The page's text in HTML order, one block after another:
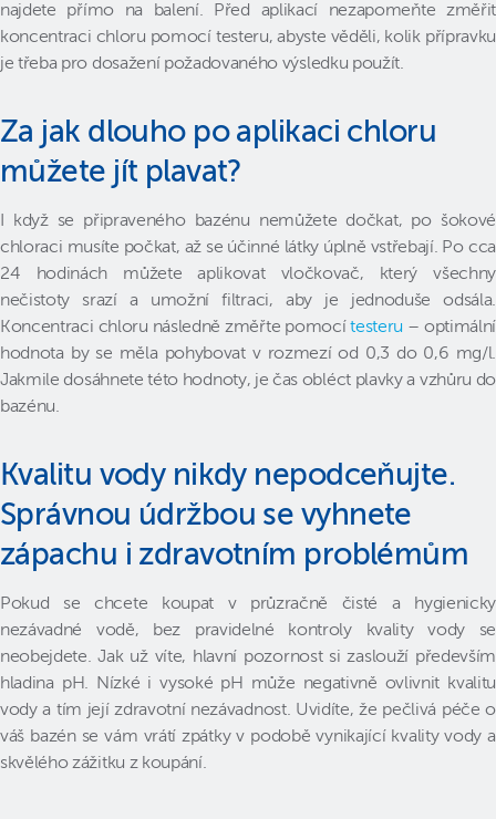
najdete přímo na balení. Před aplikací nezapomeňte změřit
koncentraci chloru pomocí testeru, abyste věděli, kolik přípravku
je třeba pro dosažení požadovaného výsledku použít.
Za jak dlouho po aplikaci chloru
můžete jít plavat?
I když se připraveného bazénu nemůžete dočkat, po šokové
chloraci musíte počkat, až se účinné látky úplně vstřebají. Po cca
24 hodinách můžete aplikovat vločkovač, který všechny
nečistoty srazí a umožní filtraci, aby je jednoduše odsála.
Koncentraci chloru následně změřte pomocítesteru – optimální
hodnota by se měla pohybovat v rozmezí od 0,3 do 0,6 mg/l.
Jakmile dosáhnete této hodnoty, je čas obléct plavky a vzhůru do
bazénu.
Kvalitu vody nikdy nepodceňujte.
Správnou údržbou se vyhnete
zápachu i zdravotním problémům
Pokud se chcete koupat v průzračně čisté a hygienicky
nezávadné vodě, bez pravidelné kontroly kvality vody se
neobejdete. Jak už víte, hlavní pozornost si zaslouží především
hladina pH. Nízké i vysoké pH může negativně ovlivnit kvalitu
vody a tím její zdravotní nezávadnost. Uvidíte, že pečlivá péče o
váš bazén se vám vrátí zpátky v podobě vynikající kvality vody a
skvělého zážitku z koupání.